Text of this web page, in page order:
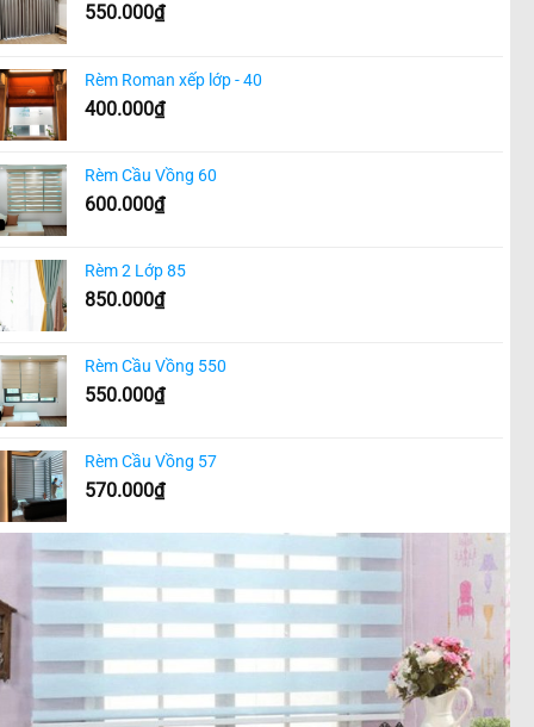
550.000₫
Rèm Roman xếp lớp - 40
400.000₫
Rèm Cầu Vồng 60
600.000₫
Rèm 2 Lớp 85
850.000₫
Rèm Cầu Vồng 550
550.000₫
Rèm Cầu Vồng 57
570.000₫